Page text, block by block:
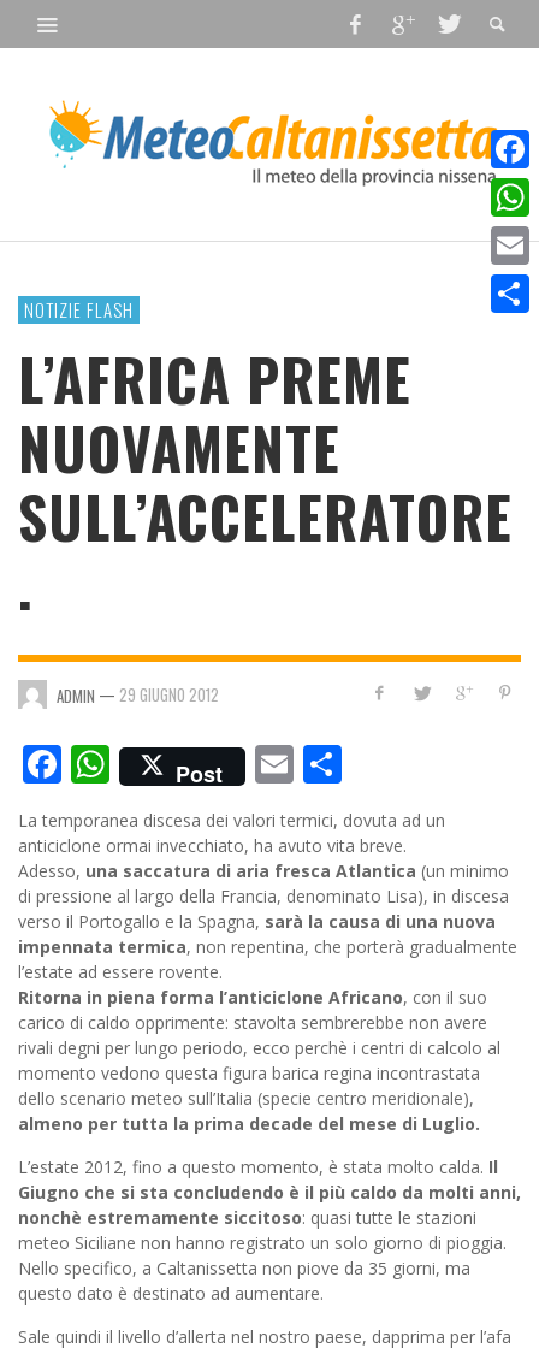
NOTIZIE FLASH
L’AFRICA PREME
NUOVAMENTE
SULL’ACCELERATORE
.
ADMIN — 29 GIUGNO 2012
Facebook
WhatsApp
Post Email
La temporanea discesa dei valori termici, dovuta ad un
anticiclone ormai invecchiato, ha avuto vita breve.
Adesso, una saccatura di aria fresca Atlantica (un minimo
di pressione al largo della Francia, denominato Lisa), in discesa
verso il Portogallo e la Spagna, sarà la causa di una nuova
impennata termica, non repentina, che porterà gradualmente
l’estate ad essere rovente.
Ritorna in piena forma l’anticiclone Africano, con il suo
carico di caldo opprimente: stavolta sembrerebbe non avere
rivali degni per lungo periodo, ecco perchè i centri di calcolo al
momento vedono questa figura barica regina incontrastata
dello scenario meteo sull’Italia (specie centro meridionale),
almeno per tutta la prima decade del mese di Luglio.
L’estate 2012, fino a questo momento, è stata molto calda. Il
Giugno che si sta concludendo è il più caldo da molti anni,
nonchè estremamente siccitoso: quasi tutte le stazioni
meteo Siciliane non hanno registrato un solo giorno di pioggia.
Nello specifico, a Caltanissetta non piove da 35 giorni, ma
questo dato è destinato ad aumentare.
Sale quindi il livello d’allerta nel nostro paese, dapprima per l’afa
Email